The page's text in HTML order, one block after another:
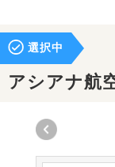
選択中
アシアナ航